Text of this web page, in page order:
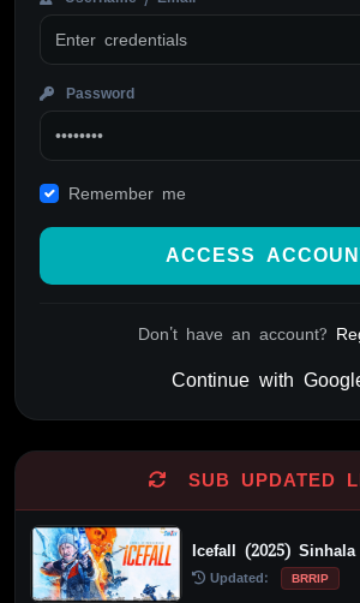
Password
Remember me
ACCESS
Don't have an account?
Continue with
SUB UPDATED
Icefall (2025)
Updated: BRRIP